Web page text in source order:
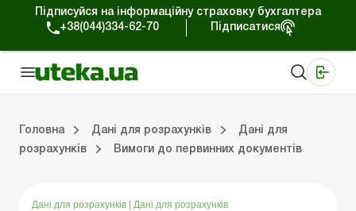
Підписуйся на інформаційну страховку бухгалтера
+38(044)334-62-70
Підписатися
Головна Дані для розрахунків
Дані для
розрахунків
Вимоги до первинних документів
Дані для розрахунків Дані для розрахунків